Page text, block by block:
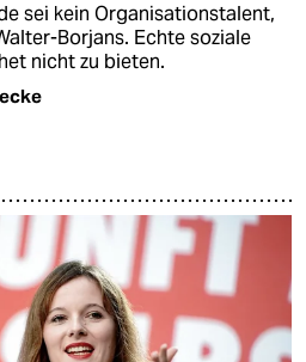
sei kein Organisationstalent,
Borjans. Echte soziale
nicht zu bieten.